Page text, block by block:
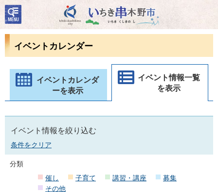
いちき串木野市
検
索・
共通
ューイベントカレンダー
イベントカレンダ
ーを表示
イベント情報一覧
を表示
イベント情報を絞り込む
条件をクリア
分類
催し
子育て 講習・講座
募集
その他